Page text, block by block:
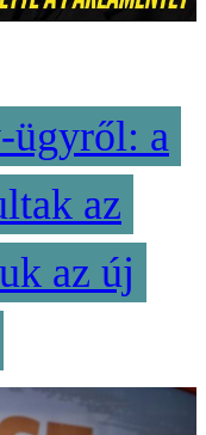
ügyről: a
az
az új